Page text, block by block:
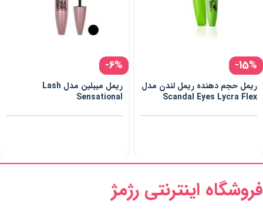
-15%
ریمل حجم دهنده ریمل لندن مدل
Scandal Eyes Lycra Flex
-6%
ریمل میبلین مدل Lash
Sensational
فروشگاه اینترنتی رژمژ​